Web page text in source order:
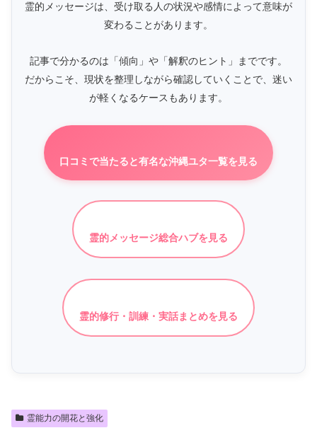
霊的メッセージは、受け取る人の状況や感情によって意味が
変わることがあります。
記事で分かるのは「傾向」や「解釈のヒント」までです。
だからこそ、現状を整理しながら確認していくことで、迷い
が軽くなるケースもあります。
口コミで当たると有名な沖縄ユタ一覧を見る
霊的メッセージ総合ハブを見る
霊的修行・訓練・実話まとめを見る
霊能力の開花と強化